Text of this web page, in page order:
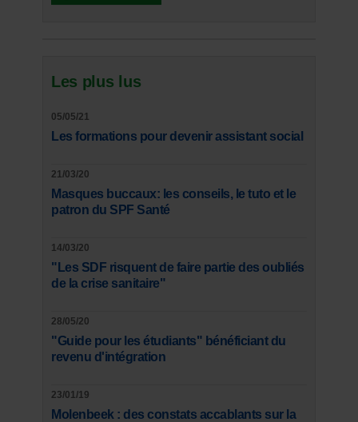
Les plus lus
05/05/21
Les formations pour devenir assistant social
21/03/20
Masques buccaux: les conseils, le tuto et le
patron du SPF Santé
14/03/20
"Les SDF risquent de faire partie des oubliés
de la crise sanitaire"
28/05/20
"Guide pour les étudiants" bénéficiant du
revenu d'intégration
23/01/19
Molenbeek : des constats accablants sur la